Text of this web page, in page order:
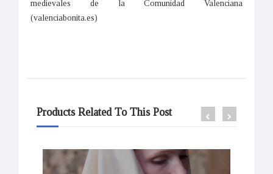
medievales de la Comunidad Valenciana
(valenciabonita.es)
Products Related To This Post